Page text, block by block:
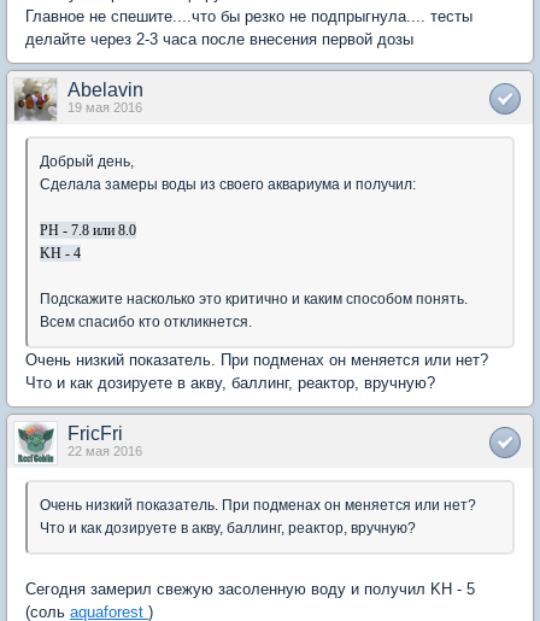
Главное не спешите....что бы резко не подпрыгнула.... тесты
делайте через 2-3 часа после внесения первой дозы
Abelavin
19 мая 2016
Добрый день,
Сделала замеры воды из своего аквариума и получил:
PH - 7.8 или 8.0
KH - 4
Подскажите насколько это критично и каким способом понять.
Всем спасибо кто откликнется.
Очень низкий показатель. При подменах он меняется или нет?
Что и как дозируете в акву, баллинг, реактор, вручную?
FricFri
22 мая 2016
Очень низкий показатель. При подменах он меняется или нет?
Что и как дозируете в акву, баллинг, реактор, вручную?
Сегодня замерил свежую засоленную воду и получил KH - 5
(соль aquaforest )